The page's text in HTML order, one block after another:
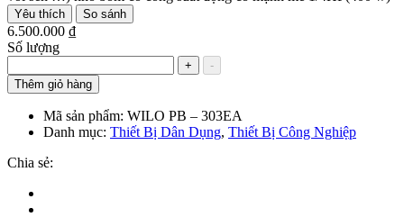
Yêu thích So sánh
6.500.000 ₫
Số lượng
+
-
Thêm giỏ hàng
Mã sản phẩm: WILO PB – 303EA
Danh mục: Thiết Bị Dân Dụng, Thiết Bị Công Nghiệp
Chia sẻ: